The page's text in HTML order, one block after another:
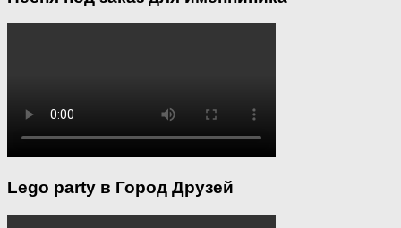
Lego party в Город Друзей